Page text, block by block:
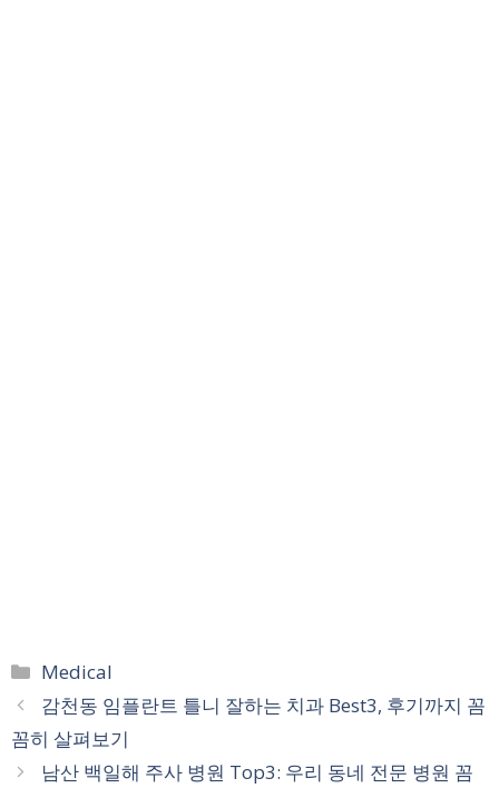
카
테
고
리
Medical
감천동 임플란트 틀니 잘하는 치과 Best3, 후기까지 꼼
꼼히 살펴보기
남산 백일해 주사 병원 Top3: 우리 동네 전문 병원 꼼